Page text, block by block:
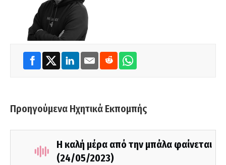
Προηγούμενα Ηχητικά Εκπομπής
Η καλή μέρα από την μπάλα φαίνεται
(24/05/2023)